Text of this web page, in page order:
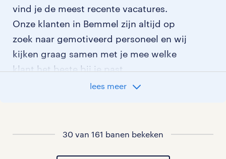
vind je de meest recente vacatures.
Onze klanten in Bemmel zijn altijd op
zoek naar gemotiveerd personeel en wij
kijken graag samen met je mee welke
klant het beste bij je past.
lees meer
30 van 161 banen bekeken